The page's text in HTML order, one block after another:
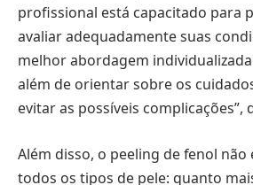
profissional está capacitado para
avaliar adequadamente suas
melhor abordagem
além de orientar sobre os
evitar as possíveis complicações”,
Além disso, o peeling de fenol não
todos os tipos de pele: quanto